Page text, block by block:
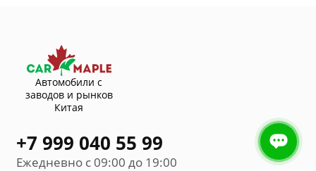
Автомобили с
заводов и рынков
Китая
+7 999 040 55 99
Ежедневно с 09:00 до 19:00